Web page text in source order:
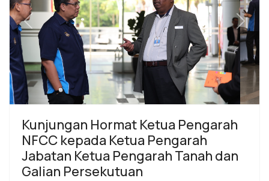
Previous Next
Kunjungan Hormat Ketua Pengarah
NFCC kepada Ketua Pengarah
Jabatan Ketua Pengarah Tanah dan
Galian Persekutuan